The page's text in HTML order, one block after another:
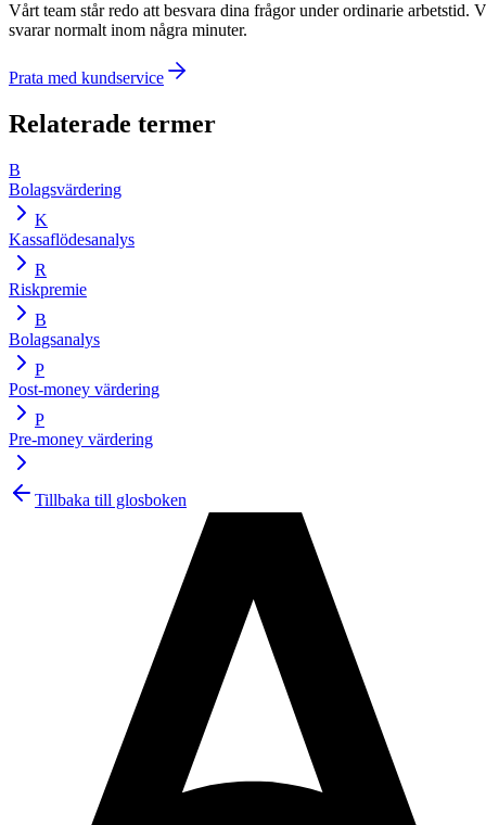
Vårt team står redo att besvara dina frågor under ordinarie arbetstid.
svarar normalt inom några minuter.
Prata med kundservice
Relaterade termer
B
Bolagsvärdering
K
Kassaflödesanalys
R
Riskpremie
B
Bolagsanalys
P
Post-money värdering
P
Pre-money värdering
Tillbaka till glosboken